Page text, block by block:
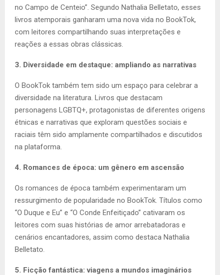
no Campo de Centeio”. Segundo Nathalia Belletato, esses
livros atemporais ganharam uma nova vida no BookTok,
com leitores compartilhando suas interpretações e
reações a essas obras clássicas.
3. Diversidade em destaque: ampliando as narrativas
O BookTok também tem sido um espaço para celebrar a
diversidade na literatura. Livros que destacam
personagens LGBTQ+, protagonistas de diferentes origens
étnicas e narrativas que exploram questões sociais e
raciais têm sido amplamente compartilhados e discutidos
na plataforma.
4. Romances de época: um gênero em ascensão
Os romances de época também experimentaram um
ressurgimento de popularidade no BookTok. Títulos como
“O Duque e Eu” e “O Conde Enfeitiçado” cativaram os
leitores com suas histórias de amor arrebatadoras e
cenários encantadores, assim como destaca Nathalia
Belletato.
5. Ficção fantástica: viagens a mundos imaginários